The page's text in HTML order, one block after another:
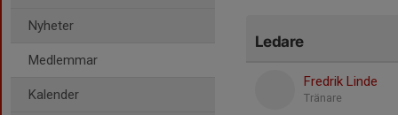
Nyheter
Medlemmar
Kalender
Ledare
Fredrik Linde
Tränare